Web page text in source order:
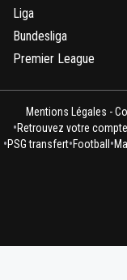
Liga
Bundesliga
Premier League
Mentions Légales -
•Retrouvez votre
•PSG transfert•Football •